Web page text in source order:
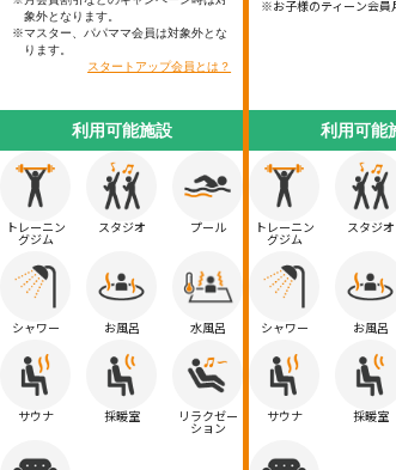
象外となります。
※マスター、パパママ会員は対象外とな
ります。
スタートアップ会員とは？
利用可能施設
トレーニン
グジム
スタジオ プール
シャワー お風呂 水風呂
サウナ 採暖室 リラクゼー
ション
※お子様のティーン会員
利用可能
トレーニン
グジム
スタジオ
シャワー お風呂
サウナ 採暖室